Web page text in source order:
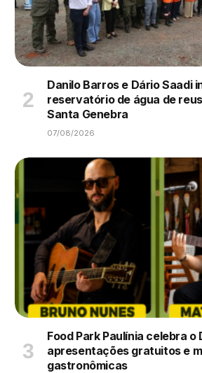
Danilo Barros e Dário Saadi
reservatório de água de
Santa Genebra
07/08/2026
Food Park Paulínia celebra o
apresentações gratuitos e
gastronômicas